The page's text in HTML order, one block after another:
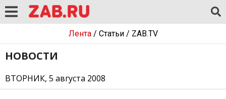
Лента/ Статьи/ ZAB.TV
НОВОСТИ
ВТОРНИК, 5 августа 2008